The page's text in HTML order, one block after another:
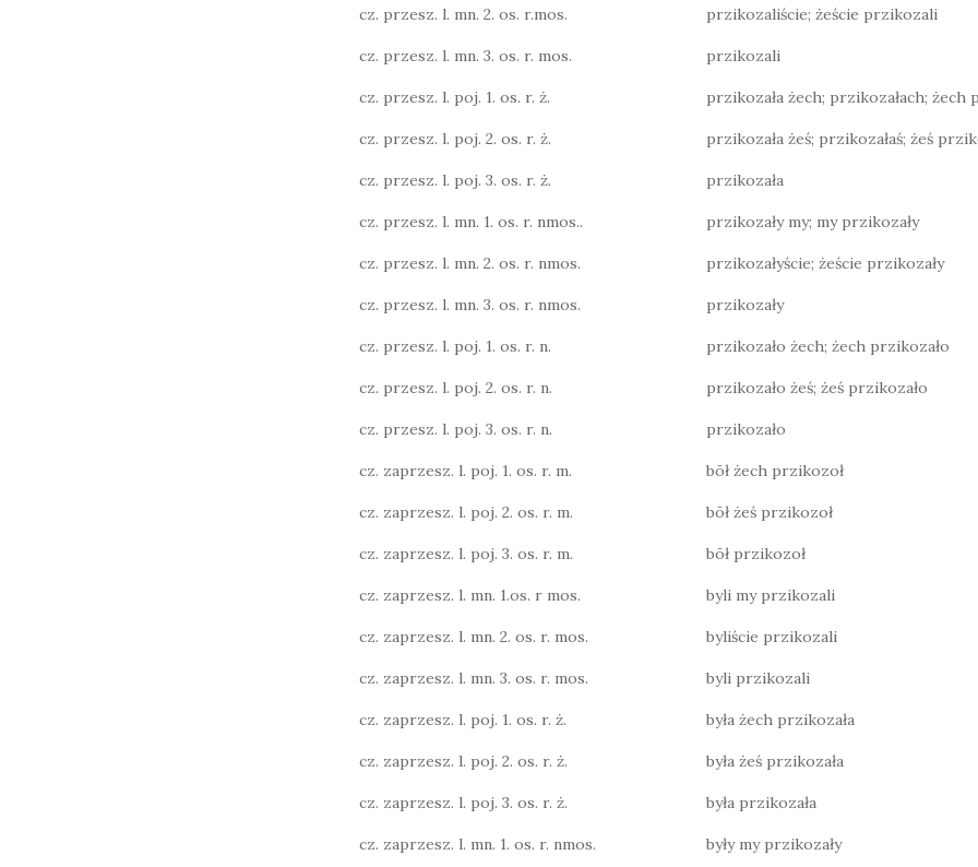
cz. przesz. l. mn. 2. os. r.mos. przikozaliście; żeście przikozali
cz. przesz. l. mn. 3. os. r. mos. przikozali
cz. przesz. l. poj. 1. os. r. ż. przikozała żech; przikozałach; żech
cz. przesz. l. poj. 2. os. r. ż. przikozała żeś; przikozałaś; żeś
cz. przesz. l. poj. 3. os. r. ż. przikozała
cz. przesz. l. mn. 1. os. r. nmos.. przikozały my; my przikozały
cz. przesz. l. mn. 2. os. r. nmos. przikozałyście; żeście przikozały
cz. przesz. l. mn. 3. os. r. nmos. przikozały
cz. przesz. l. poj. 1. os. r. n. przikozało żech; żech przikozało
cz. przesz. l. poj. 2. os. r. n. przikozało żeś; żeś przikozało
cz. przesz. l. poj. 3. os. r. n. przikozało
cz. zaprzesz. l. poj. 1. os. r. m. bōł żech przikozoł
cz. zaprzesz. l. poj. 2. os. r. m. bōł żeś przikozoł
cz. zaprzesz. l. poj. 3. os. r. m. bōł przikozoł
cz. zaprzesz. l. mn. 1.os. r mos. byli my przikozali
cz. zaprzesz. l. mn. 2. os. r. mos. byliście przikozali
cz. zaprzesz. l. mn. 3. os. r. mos. byli przikozali
cz. zaprzesz. l. poj. 1. os. r. ż. była żech przikozała
cz. zaprzesz. l. poj. 2. os. r. ż. była żeś przikozała
cz. zaprzesz. l. poj. 3. os. r. ż. była przikozała
cz. zaprzesz. l. mn. 1. os. r. nmos. były my przikozały